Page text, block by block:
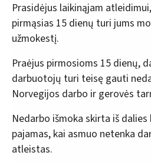
Prasidėjus laikinąjam
pirmąsias 15 dienų turi jums
užmokestį.
Praėjus pirmosioms 15 dienų,
darbuotojų turi teisę gauti
Norvegijos darbo ir gerovės
Nedarbo išmoka skirta iš
pajamas, kai asmuo netenka
atleistas.